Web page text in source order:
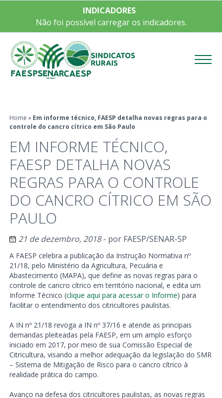
INDICADORES
Não foi possível carregar os indicadores.
Home » Em informe técnico, FAESP detalha novas regras para o
controle do cancro cítrico em São Paulo
EM INFORME TÉCNICO,
FAESP DETALHA NOVAS
REGRAS PARA O CONTROLE
DO CANCRO CÍTRICO EM SÃO
PAULO
21 de dezembro, 2018- por FAESP/SENAR-SP
A FAESP celebra a publicação da Instrução Normativa nº
21/18, pelo Ministério da Agricultura, Pecuária e
Abastecimento (MAPA), que define as novas regras para o
controle de cancro cítrico em território nacional, e edita um
Informe Técnico (clique aqui para acessar o Informe) para
facilitar o entendimento dos citricultores paulistas.
A IN nº 21/18 revoga a IN nº 37/16 e atende as principais
demandas pleiteadas pela FAESP, em um amplo esforço
iniciado em 2017, por meio de sua Comissão Especial de
Citricultura, visando a melhor adequação da legislação do SMR
– Sistema de Mitigação de Risco para o cancro cítrico à
realidade prática do campo.
Avanço na defesa dos citricultores paulistas, as novas regras